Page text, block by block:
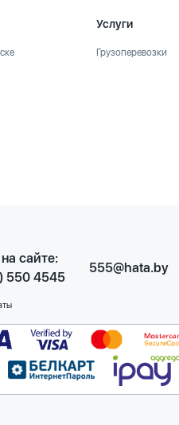
Услуги
Грузоперевозки
сайте:
550 4545
555@hata.by